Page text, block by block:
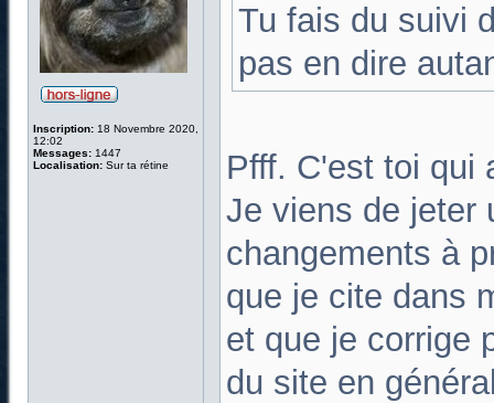
Inscription: 18 Novembre 2020,
12:02
Messages: 1447
Localisation: Sur ta rétine
Tu fais du suivi
pas en dire
Pfff. C'est toi qui
Je viens de
changements à
que je cite dans
et que je corrige
du site en